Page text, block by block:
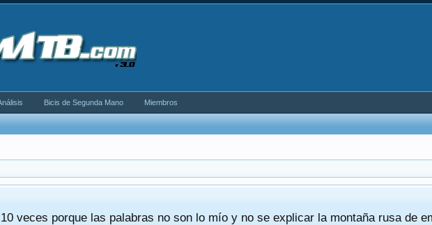
veces porque las palabras no son lo mío y no se explicar la montaña rusa de
Bicis de Segunda Mano Miembros